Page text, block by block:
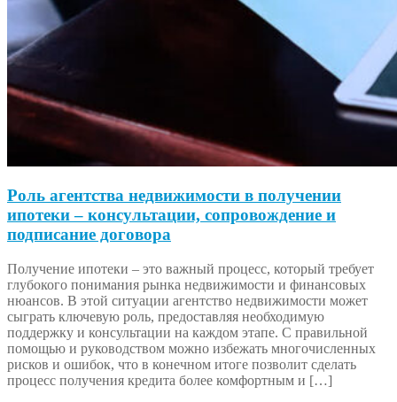
Роль агентства недвижимости в получении
ипотеки – консультации, сопровождение и
подписание договора
Получение ипотеки – это важный процесс, который требует
глубокого понимания рынка недвижимости и финансовых
нюансов. В этой ситуации агентство недвижимости может
сыграть ключевую роль, предоставляя необходимую
поддержку и консультации на каждом этапе. С правильной
помощью и руководством можно избежать многочисленных
рисков и ошибок, что в конечном итоге позволит сделать
процесс получения кредита более комфортным и […]